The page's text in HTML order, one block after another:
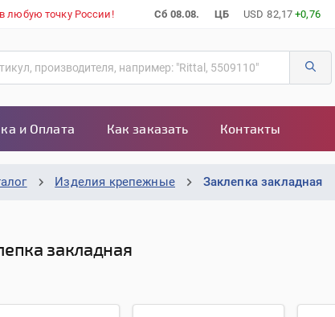
любую точку России! Сб 08.08. ЦБ USD 82,17 +0,76
и Оплата Как заказать Контакты
Изделия крепежные Заклепка закладная
закладная